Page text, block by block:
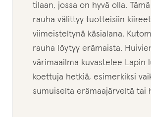
Loimulintu
Petteri Kyrö
Sari Markkanen
Nita Rebekka Huomo
tilaan, jossa on hyvä olla.
rauha välittyy tuotteisiin
viimeisteltynä käsialana.
rauha löytyy erämaista.
värimaailma kuvastelee Lapin
koettuja hetkiä, esimerkiksi
sumuiselta erämaajärveltä tai